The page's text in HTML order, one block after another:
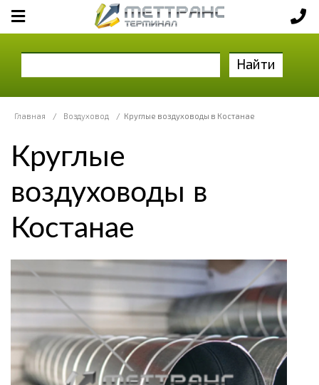
Найти
Главная / Воздуховод / Круглые воздуховоды в Костанае
Круглые
воздуховоды в
Костанае